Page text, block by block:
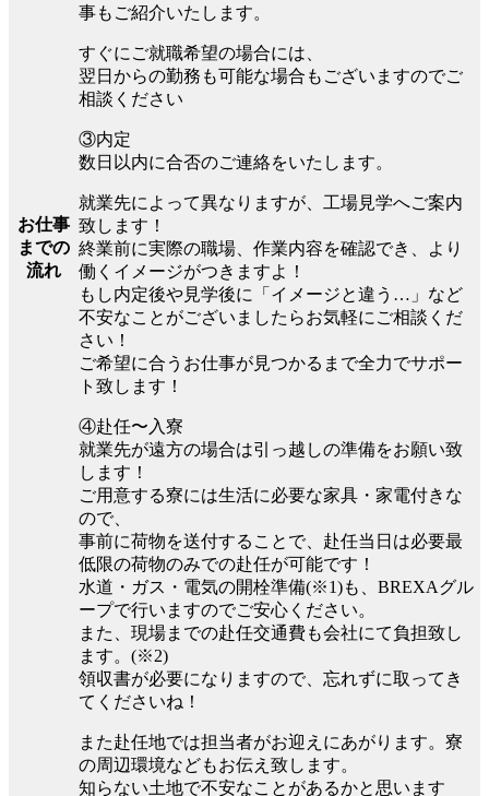
お仕事
までの
流れ
事もご紹介いたします。
すぐにご就職希望の場合には、
翌日からの勤務も可能な場合もございますのでご
相談ください
③内定
数日以内に合否のご連絡をいたします。
就業先によって異なりますが、工場見学へご案内
致します！
終業前に実際の職場、作業内容を確認でき、より
働くイメージがつきますよ！
もし内定後や見学後に「イメージと違う…」など
不安なことがございましたらお気軽にご相談くだ
さい！
ご希望に合うお仕事が見つかるまで全力でサポー
ト致します！
④赴任〜入寮
就業先が遠方の場合は引っ越しの準備をお願い致
します！
ご用意する寮には生活に必要な家具・家電付きな
ので、
事前に荷物を送付することで、赴任当日は必要最
低限の荷物のみでの赴任が可能です！
水道・ガス・電気の開栓準備(※1)も、BREXAグル
ープで行いますのでご安心ください。
また、現場までの赴任交通費も会社にて負担致し
ます。(※2)
領収書が必要になりますので、忘れずに取ってき
てくださいね！
また赴任地では担当者がお迎えにあがります。寮
の周辺環境などもお伝え致します。
知らない土地で不安なことがあるかと思います